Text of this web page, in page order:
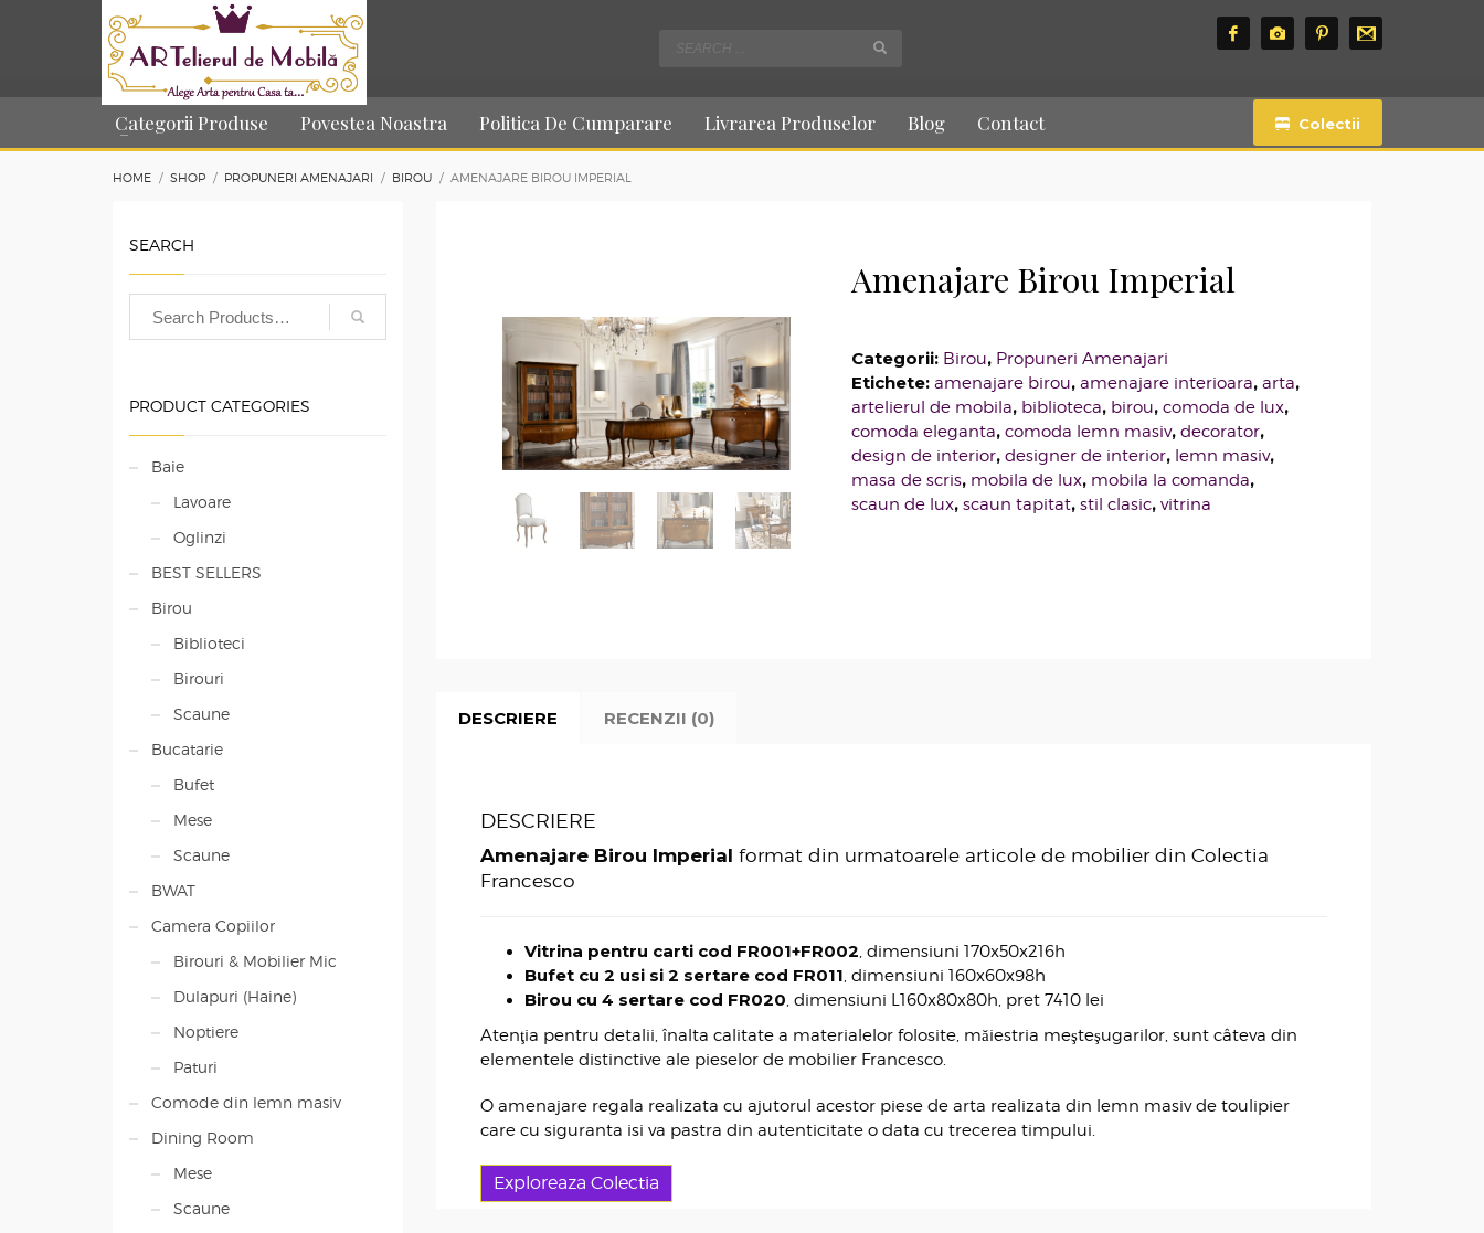
Categorii Produse Povestea Noastra Politica De Cumparare Livrarea Produselor Blog Contact Colectii
HOME SHOP PROPUNERI AMENAJARI BIROU AMENAJARE BIROU IMPERIAL
Amenajare Birou Imperial
Categorii: Birou, Propuneri Amenajari
Etichete: amenajare birou, amenajare interioara, arta,
artelierul de mobila, biblioteca, birou, comoda de lux,
comoda eleganta, comoda lemn masiv, decorator,
design de interior, designer de interior, lemn masiv,
masa de scris, mobila de lux, mobila la comanda,
scaun de lux, scaun tapitat, stil clasic, vitrina
DESCRIERE RECENZII (0)
DESCRIERE
Amenajare Birou Imperial format din urmatoarele articole de mobilier din Colectia
Francesco
Vitrina pentru carti cod FR001+FR002, dimensiuni 170x50x216h
Bufet cu 2 usi si 2 sertare cod FR011, dimensiuni 160x60x98h
Birou cu 4 sertare cod FR020, dimensiuni L160x80x80h, pret 7410 lei
Atenţia pentru detalii, înalta calitate a materialelor folosite, măiestria meşteşugarilor, sunt câteva din
elementele distinctive ale pieselor de mobilier Francesco.
O amenajare regala realizata cu ajutorul acestor piese de arta realizata din lemn masiv de toulipier
care cu siguranta isi va pastra din autenticitate o data cu trecerea timpului.
Exploreaza Colectia
SEARCH
PRODUCT CATEGORIES
Baie
Lavoare
Oglinzi
BEST SELLERS
Birou
Biblioteci
Birouri
Scaune
Bucatarie
Bufet
Mese
Scaune
BWAT
Camera Copiilor
Birouri & Mobilier Mic
Dulapuri (Haine)
Noptiere
Paturi
Comode din lemn masiv
Dining Room
Mese
Scaune